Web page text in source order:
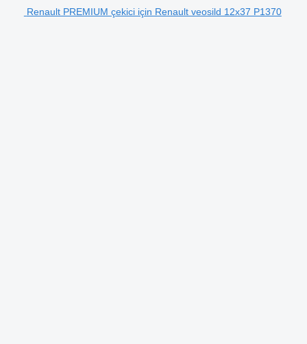
Renault PREMIUM çekici için Renault veosild 12x37 P1370